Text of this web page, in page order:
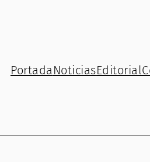
Portada NoticiasEditorial